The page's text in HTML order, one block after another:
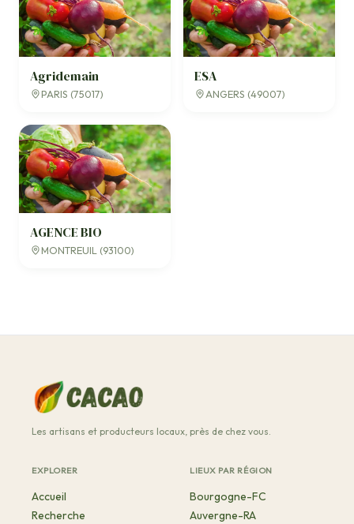
Agridemain
PARIS (75017)
ESA
ANGERS (49007)
AGENCE BIO
MONTREUIL (93100)
Les artisans et producteurs locaux, près de chez vous.
EXPLORER
Accueil
Recherche
LIEUX PAR RÉGION
Bourgogne-FC
Auvergne-RA